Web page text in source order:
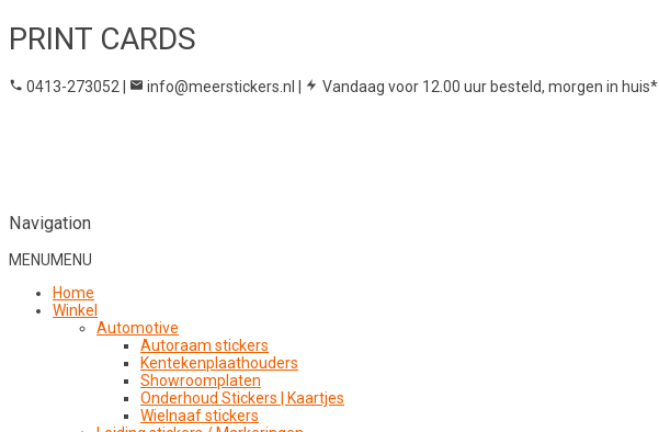
PRINT CARDS
0413-273052 | info@meerstickers.nl | Vandaag voor 12.00 uur besteld, morgen in huis*
Navigation
MENUMENU
Home
Winkel
Automotive
Autoraam stickers
Kentekenplaathouders
Showroomplaten
Onderhoud Stickers | Kaartjes
Wielnaaf stickers